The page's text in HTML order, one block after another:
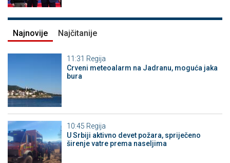
Najnovije Najčitanije
11:31 Regija
Crveni meteoalarm na Jadranu, moguća jaka
bura
10:45 Regija
U Srbiji aktivno devet požara, spriječeno
širenje vatre prema naseljima